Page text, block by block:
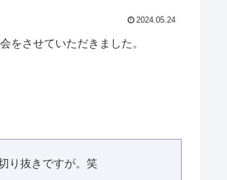
2024.05.24
をさせていただきました。
り抜きですが。笑